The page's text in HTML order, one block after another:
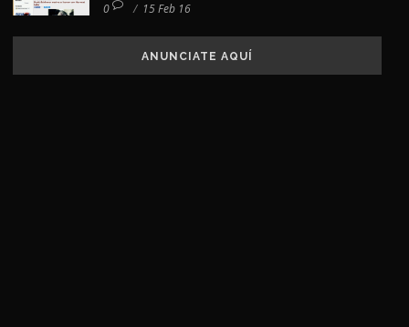
0 / 15 Feb 16
ANUNCIATE AQUÍ